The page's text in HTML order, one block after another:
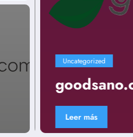
Uncategorized
Leer más